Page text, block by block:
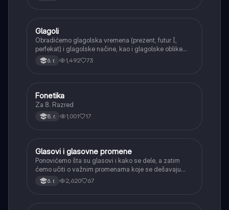
Srpski jezik
Glagoli
Obradićemo glagolska vremena (prezent, futur I,
perfekat) i glagolske načine, kao i glagolske oblike
(infinitiv, glagolski pridevi i prilozi) i glagolski vid
(svršeni i nesvršeni).
6. r. 1,492 73
Srpski jezik
Fonetika
Za 8. Razred
8. r. 1,001 17
Srpski jezik
Glasovi i glasovne promene
Ponovićemo šta su glasovi i kako se dele, a zatim
ćemo učiti o važnim promenama koje se dešavaju
kada se glasovi nađu jedan pored drugog u rečima
(npr. jednačenje suglasnika po zvučnosti i mestu
6. r. 2,620 67